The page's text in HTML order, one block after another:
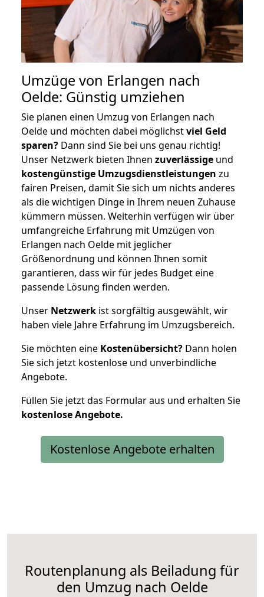
Umzüge von Erlangen nach
Oelde: Günstig umziehen
Sie planen einen Umzug von Erlangen nach
Oelde und möchten dabei möglichstviel Geld
sparen? Dann sind Sie bei uns genau richtig!
Unser Netzwerk bieten Ihnen zuverlässige und
kostengünstige Umzugsdienstleistungen zu
fairen Preisen, damit Sie sich um nichts anderes
als die wichtigen Dinge in Ihrem neuen Zuhause
kümmern müssen. Weiterhin verfügen wir über
umfangreiche Erfahrung mit Umzügen von
Erlangen nach Oelde mit jeglicher
Größenordnung und können Ihnen somit
garantieren, dass wir für jedes Budget eine
passende Lösung finden werden.
Unser Netzwerk ist sorgfältig ausgewählt, wir
haben viele Jahre Erfahrung im Umzugsbereich.
Sie möchten eine Kostenübersicht? Dann holen
Sie sich jetzt kostenlose und unverbindliche
Angebote.
Füllen Sie jetzt das Formular aus und erhalten Sie
kostenloseAngebote.
Kostenlose Angebote erhalten
Routenplanung als Beiladung für
den Umzug nach Oelde